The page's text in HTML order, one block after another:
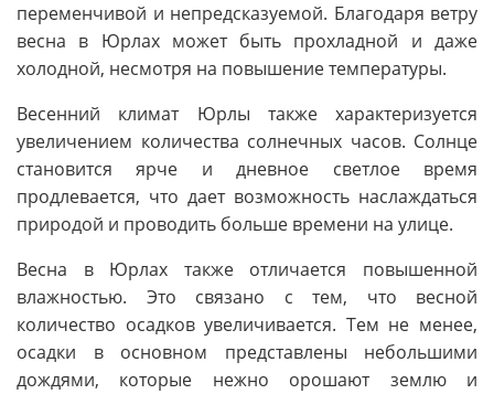
переменчивой и непредсказуемой. Благодаря ветру
весна в Юрлах может быть прохладной и даже
холодной, несмотря на повышение температуры.
Весенний климат Юрлы также характеризуется
увеличением количества солнечных часов. Солнце
становится ярче и дневное светлое время
продлевается, что дает возможность наслаждаться
природой и проводить больше времени на улице.
Весна в Юрлах также отличается повышенной
влажностью. Это связано с тем, что весной
количество осадков увеличивается. Тем не менее,
осадки в основном представлены небольшими
дождями, которые нежно орошают землю и